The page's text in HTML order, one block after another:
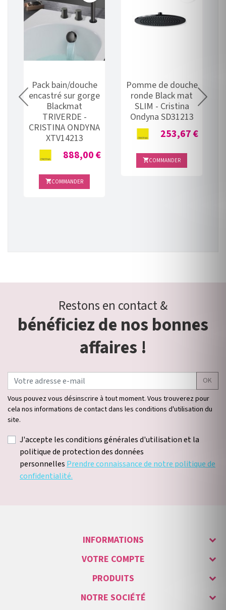
Pack bain/douche
encastré sur gorge
Blackmat
TRIVERDE -
CRISTINA ONDYNA
XTV14213
Prix
888,00 €
COMMANDER
Pomme de douche
ronde Black mat
SLIM - Cristina
Ondyna SD31213
Prix
253,67 €
COMMANDER
Restons en contact &
bénéficiez de nos bonnes
affaires !
OK
Vous pouvez vous désinscrire à tout moment. Vous trouverez pour
cela nos informations de contact dans les conditions d'utilisation du
site.
J'accepte les conditions générales d'utilisation et la
politique de protection des données
personnelles Prendre connaissance de notre politique de
confidentialité.
INFORMATIONS
VOTRE COMPTE
PRODUITS
NOTRE SOCIÉTÉ